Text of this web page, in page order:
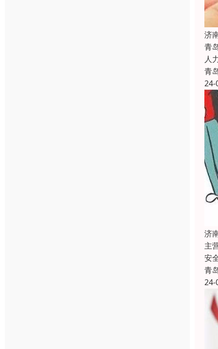
济
青
人
青
24-
济
主
安
青
24-